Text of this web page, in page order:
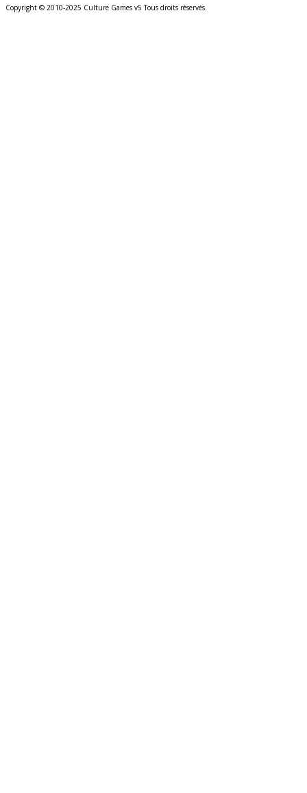
Copyright © 2010-2025 Culture Games v5 Tous droits réservés.